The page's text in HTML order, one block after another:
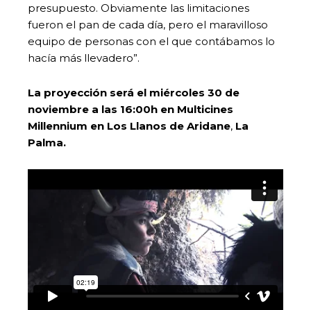
presupuesto. Obviamente las limitaciones
fueron el pan de cada día, pero el maravilloso
equipo de personas con el que contábamos lo
hacía más llevadero”.
La proyección será el miércoles 30 de
noviembre a las 16:00h en Multicines
Millennium en Los Llanos de Aridane, La
Palma.